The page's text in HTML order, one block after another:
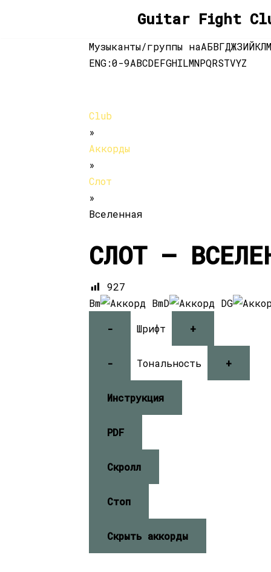
Guitar Fight
Музыканты/группы наАБВГДЖЗИЙКЛМ
ENG:0-9ABCDEFGHILMNPQRSTVYZ
Club
»
Аккорды
»
Слот
»
Вселенная
СЛОТ —
927
Bm
D
G
-
Шрифт +
- Тональность +
Инструкция
PDF
Скролл
Стоп
Скрыть аккорды